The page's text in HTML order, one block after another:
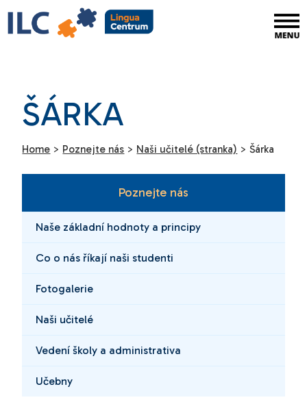
ŠÁRKA
Home > Poznejte nás > Naši učitelé (stranka) > Šárka
Poznejte nás
Naše základní hodnoty a principy
Co o nás říkají naši studenti
Fotogalerie
Naši učitelé
Vedení školy a administrativa
Učebny